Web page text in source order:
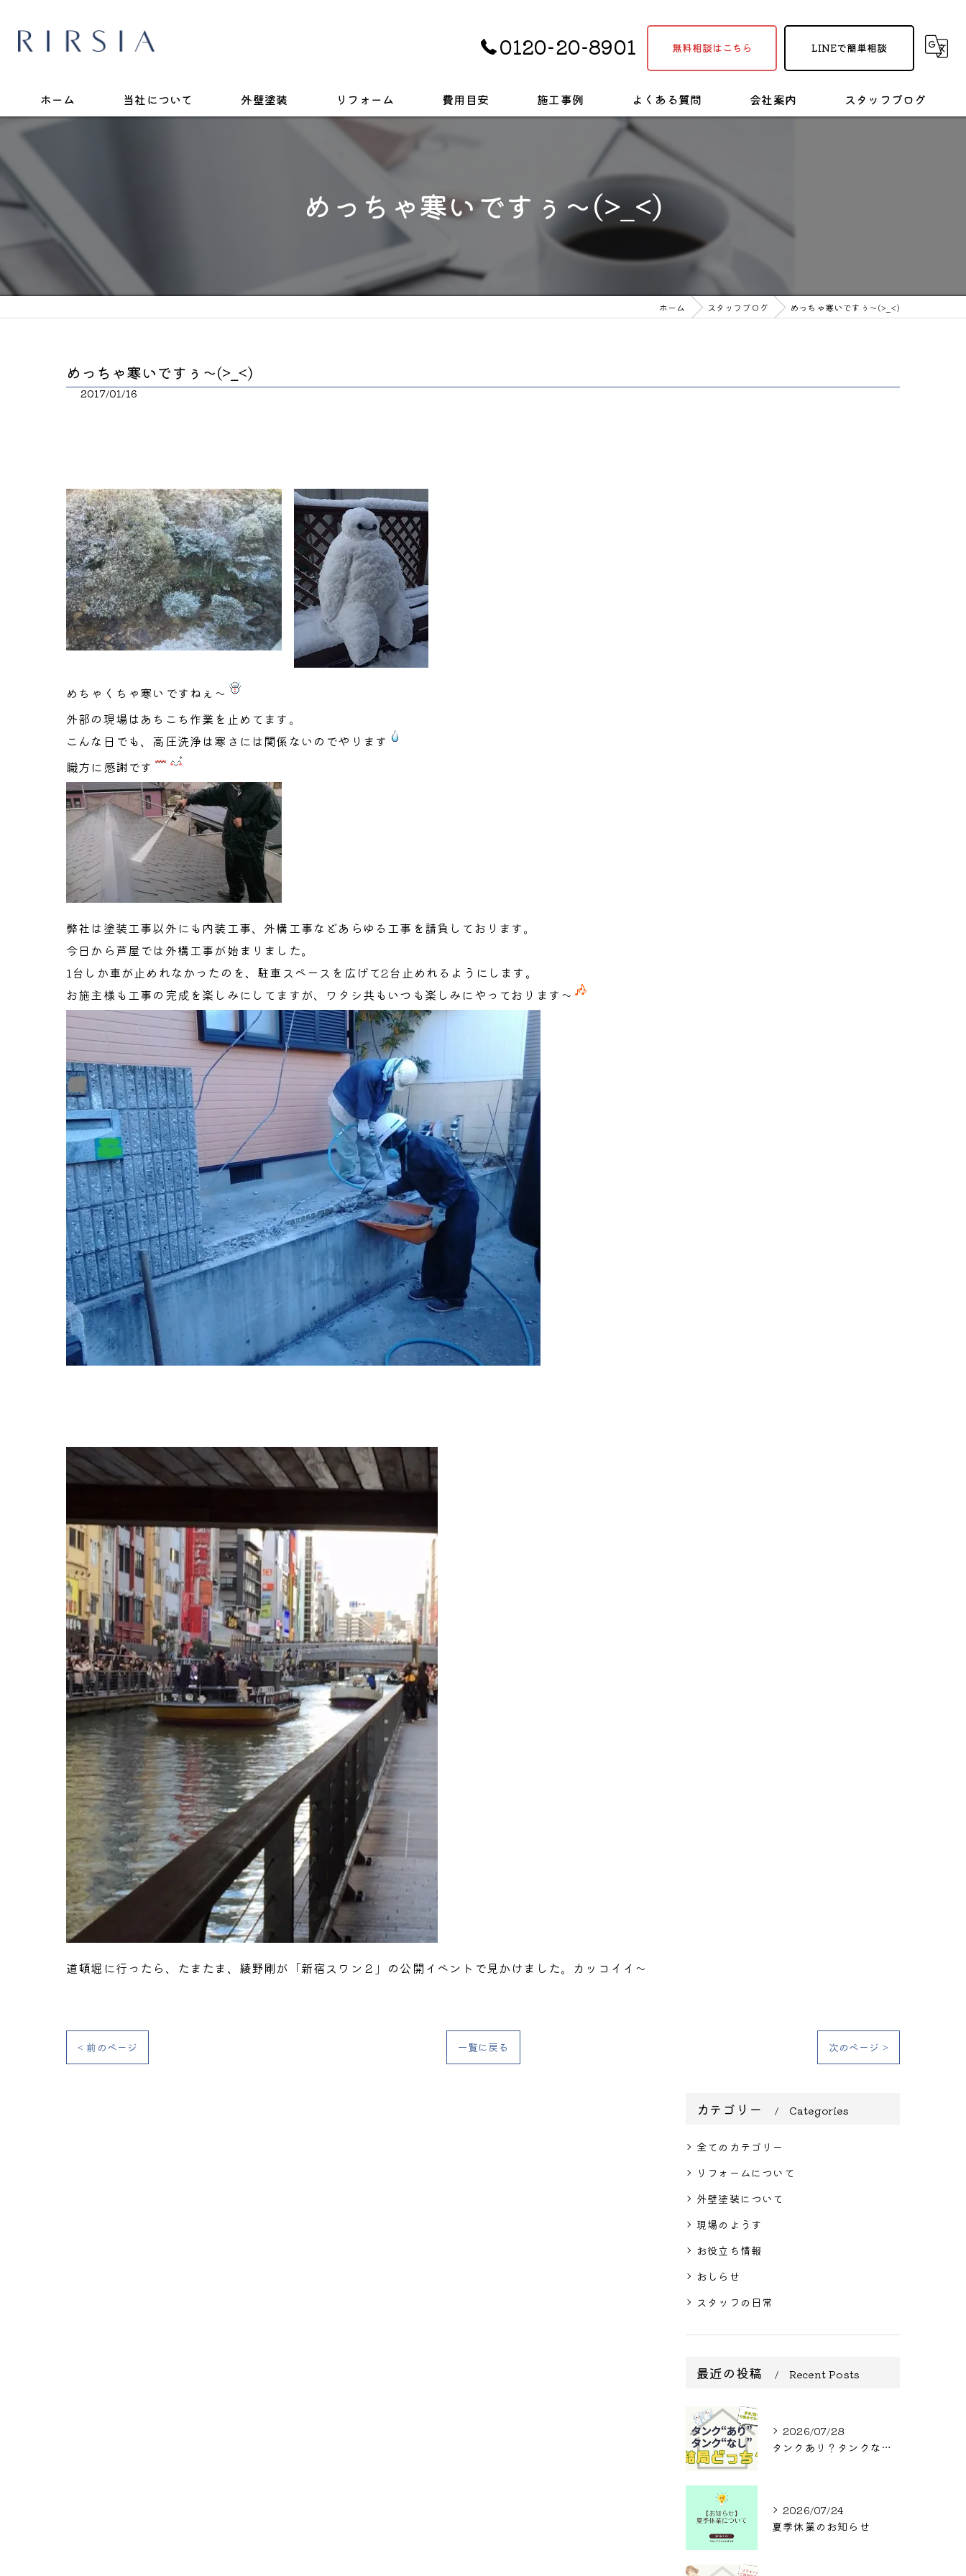
0120-20-8901 無料相談はこちら LINEで簡単相談
ホーム 当社について 外壁塗装 リフォーム
キッチン
トイレ
費用目安 施工事例 よくある質問 会社案内 スタッフブログ
めっちゃ寒いですぅ～(>_<)
ホーム スタッフブログ めっちゃ寒いですぅ～(>_<)
めっちゃ寒いですぅ～(>_<)
2017/01/16
めちゃくちゃ寒いですねぇ～
外部の現場はあちこち作業を止めてます。
こんな日でも、高圧洗浄は寒さには関係ないのでやります
職方に感謝です
弊社は塗装工事以外にも内装工事、外構工事などあらゆる工事を請負しております。
今日から芦屋では外構工事が始まりました。
1台しか車が止めれなかったのを、駐車スペースを広げて2台止めれるようにします。
お施主様も工事の完成を楽しみにしてますが、ワタシ共もいつも楽しみにやっております～
道頓堀に行ったら、たまたま、綾野剛が「新宿スワン２」の公開イベントで見かけました。カッコイイ～
< 前のページ 一覧に戻る 次のページ >
カテゴリー Categories
全てのカテゴリー
リフォームについて
外壁塗装について
現場のようす
お役立ち情報
おしらせ
スタッフの日常
最近の投稿 Recent Posts
2026/07/28
タンクあり？タンクなし？結局どっち？
2026/07/24
夏季休業のお知らせ